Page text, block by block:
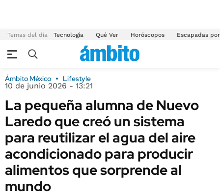
Temas del día Tecnología Qué Ver Horóscopos Escapadas
Ámbito México Lifestyle
10 de junio 2026 - 13:21
La pequeña alumna de Nuevo
Laredo que creó un sistema
para reutilizar el agua del aire
acondicionado para producir
alimentos que sorprende al
mundo